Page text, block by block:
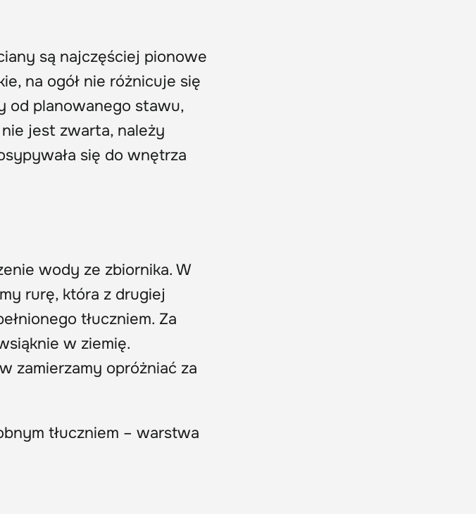
są najczęściej pionowe
na ogół nie różnicuje się
od planowanego stawu,
jest zwarta, należy
się do wnętrza
wody ze zbiornika. W
rurę, która z drugiej
tłuczniem. Za
w ziemię.
zamierzamy opróżniać za
tłuczniem – warstwa